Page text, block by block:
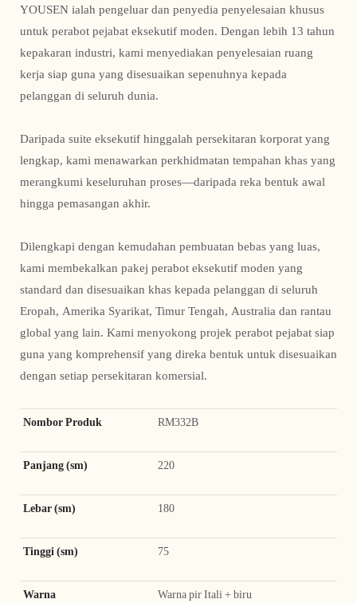
YOUSEN ialah pengeluar dan penyedia penyelesaian khusus
untuk perabot pejabat eksekutif moden. Dengan lebih 13 tahun
kepakaran industri, kami menyediakan penyelesaian ruang
kerja siap guna yang disesuaikan sepenuhnya kepada
pelanggan di seluruh dunia.
Daripada suite eksekutif hinggalah persekitaran korporat yang
lengkap, kami menawarkan perkhidmatan tempahan khas yang
merangkumi keseluruhan proses—daripada reka bentuk awal
hingga pemasangan akhir.
Dilengkapi dengan kemudahan pembuatan bebas yang luas,
kami membekalkan pakej perabot eksekutif moden yang
standard dan disesuaikan khas kepada pelanggan di seluruh
Eropah, Amerika Syarikat, Timur Tengah, Australia dan rantau
global yang lain. Kami menyokong projek perabot pejabat siap
guna yang komprehensif yang direka bentuk untuk disesuaikan
dengan setiap persekitaran komersial.
Nombor Produk RM332B
Panjang (sm) 220
Lebar (sm) 180
Tinggi (sm) 75
Warna Warna pir Itali + biru